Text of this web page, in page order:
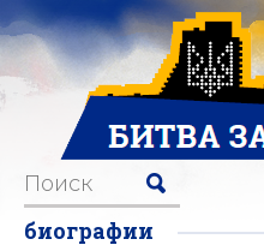
биографии